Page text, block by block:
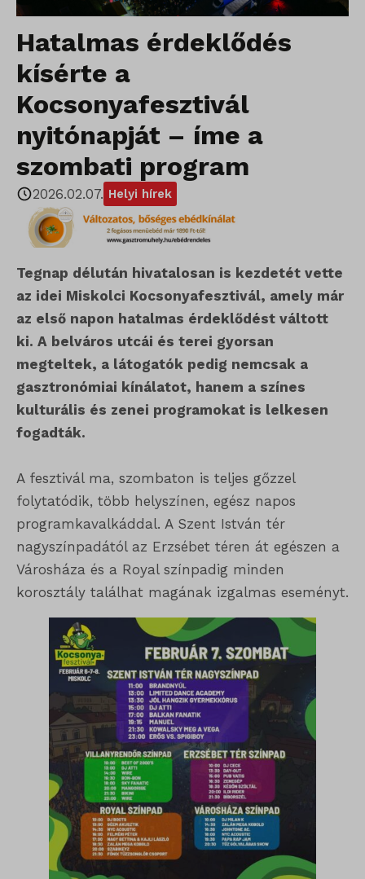
Hatalmas érdeklődés
kísérte a
Kocsonyafesztivál
nyitónapját – íme a
szombati program
2026.02.07. Helyi hírek
Tegnap délután hivatalosan is kezdetét vette
az idei Miskolci Kocsonyafesztivál, amely már
az első napon hatalmas érdeklődést váltott
ki. A belváros utcái és terei gyorsan
megteltek, a látogatók pedig nemcsak a
gasztronómiai kínálatot, hanem a színes
kulturális és zenei programokat is lelkesen
fogadták.
A fesztivál ma, szombaton is teljes gőzzel
folytatódik, több helyszínen, egész napos
programkavalkáddal. A Szent István tér
nagyszínpadától az Erzsébet téren át egészen a
Városháza és a Royal színpadig minden
korosztály találhat magának izgalmas eseményt.